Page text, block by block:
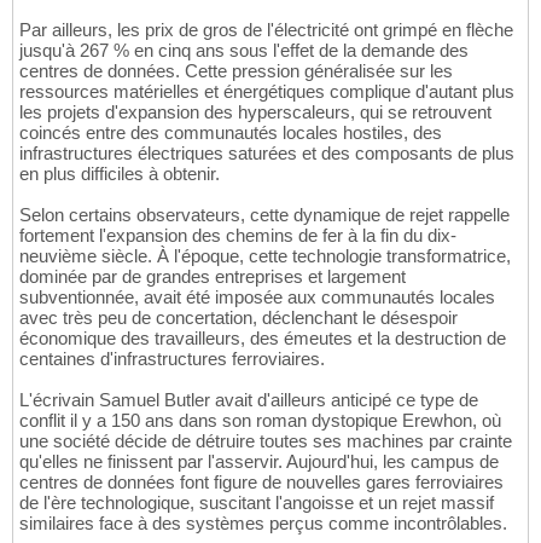
Par ailleurs, les prix de gros de l'électricité ont grimpé en flèche
jusqu'à 267 % en cinq ans sous l'effet de la demande des
centres de données. Cette pression généralisée sur les
ressources matérielles et énergétiques complique d'autant plus
les projets d'expansion des hyperscaleurs, qui se retrouvent
coincés entre des communautés locales hostiles, des
infrastructures électriques saturées et des composants de plus
en plus difficiles à obtenir.
Selon certains observateurs, cette dynamique de rejet rappelle
fortement l'expansion des chemins de fer à la fin du dix-
neuvième siècle. À l'époque, cette technologie transformatrice,
dominée par de grandes entreprises et largement
subventionnée, avait été imposée aux communautés locales
avec très peu de concertation, déclenchant le désespoir
économique des travailleurs, des émeutes et la destruction de
centaines d'infrastructures ferroviaires.
L'écrivain Samuel Butler avait d'ailleurs anticipé ce type de
conflit il y a 150 ans dans son roman dystopique Erewhon, où
une société décide de détruire toutes ses machines par crainte
qu'elles ne finissent par l'asservir. Aujourd'hui, les campus de
centres de données font figure de nouvelles gares ferroviaires
de l'ère technologique, suscitant l'angoisse et un rejet massif
similaires face à des systèmes perçus comme incontrôlables.